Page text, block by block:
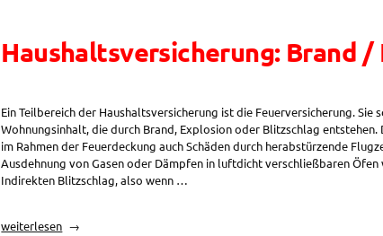
Haushaltsversicherung: Brand
Ein Teilbereich der Haushaltsversicherung ist die Feuerversicherung. Sie
Wohnungsinhalt, die durch Brand, Explosion oder Blitzschlag entstehen.
im Rahmen der Feuerdeckung auch Schäden durch herabstürzende
Ausdehnung von Gasen oder Dämpfen in luftdicht verschließbaren Öfen
Indirekten Blitzschlag, also wenn …
„Haushaltsversicherung:
weiterlesen